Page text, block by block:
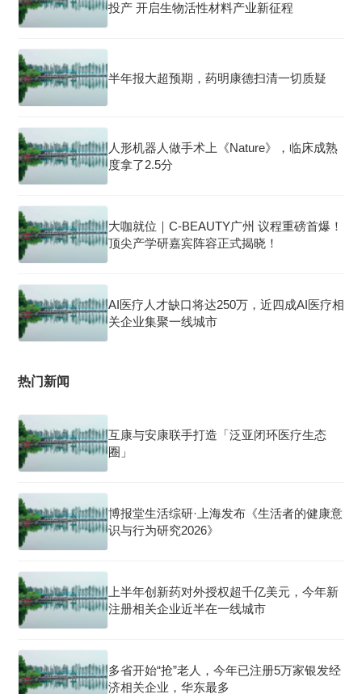
投产 开启生物活性材料产业新征程
半年报大超预期，药明康德扫清一切质疑
人形机器人做手术上《Nature》，临床成熟
度拿了2.5分
大咖就位｜C-BEAUTY广州 议程重磅首爆！
顶尖产学研嘉宾阵容正式揭晓！
AI医疗人才缺口将达250万，近四成AI医疗相
关企业集聚一线城市
热门新闻
互康与安康联手打造「泛亚闭环医疗生态
圈」
博报堂生活综研·上海发布《生活者的健康意
识与行为研究2026》
上半年创新药对外授权超千亿美元，今年新
注册相关企业近半在一线城市
多省开始“抢”老人，今年已注册5万家银发经
济相关企业，华东最多